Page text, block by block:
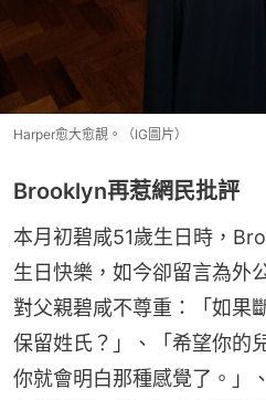
Harper愈大愈靚。（IG圖片）
Brooklyn再惹網民批評
本月初碧咸51歲生日時，
生日快樂，如今卻留言為外
對父親碧咸不尊重：「如果
保留姓氏？」、「希望你的
你就會明白那種感覺了。」